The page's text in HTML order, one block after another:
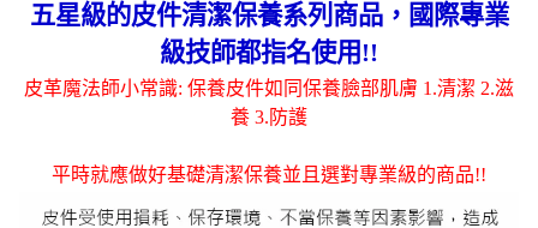
五星級的皮件清潔保養系列商品，國際專業
級技師都指名使用!!
皮革魔法師小常識: 保養皮件如同保養臉部肌膚 1.清潔 2.滋
養 3.防護
平時就應做好基礎清潔保養並且選對專業級的商品!!